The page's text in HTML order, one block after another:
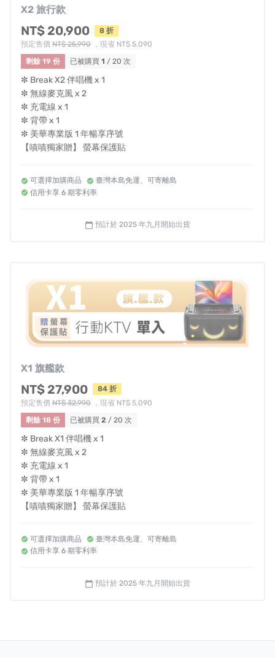
版權歌曲自動更新
HDMI連接電視
讓聲音來點驚喜，
品質、前衛、精緻的派對時光。
每一台伴唱機都經過精心設計，力求結合『科技』與『實
用性』的完美融合。它不僅是一台簡單的藍牙音響設備，
而是一個集『螢幕Ｘ無線麥克風Ｘ喇叭』為一體的全能娛
無論獨自練習還是與朋友聚會，Ikarao愛克拉 都將成為你
生活中不可或缺的音樂夥伴。
【行動KTV｜多功能娛樂室｜K歌神器｜All-in-one 伴唱
Facebook：
Instagram：
官方網站：https://ikaraotw.1page.tw/allinonekaraoke
風險與挑戰
X2 旅行款
NT$ 20,900
8 折
預定售價 NT$ 25,990 ，現省 NT$ 5,090
剩餘 19 份
已被購買 1 / 20 次
✼ Break X2 伴唱機 x 1
✼ 無線麥克風 x 2
✼ 充電線 x 1
✼ 背帶 x 1
✼ 美華專業版 1 年暢享序號
【嘖嘖獨家贈】 螢幕保護貼
可選擇加購商品
臺灣本島免運、可寄離島
信用卡享 6 期零利率
calendar_today 預計於 2025 年九月開始出貨
X1 旗艦款
NT$ 27,900
84 折
預定售價 NT$ 32,990 ，現省 NT$ 5,090
剩餘 18 份
已被購買 2 / 20 次
✼ Break X1 伴唱機 x 1
✼ 無線麥克風 x 2
✼ 充電線 x 1
✼ 背帶 x 1
✼ 美華專業版 1 年暢享序號
【嘖嘖獨家贈】 螢幕保護貼
可選擇加購商品
臺灣本島免運、可寄離島
信用卡享 6 期零利率
calendar_today 預計於 2025 年九月開始出貨